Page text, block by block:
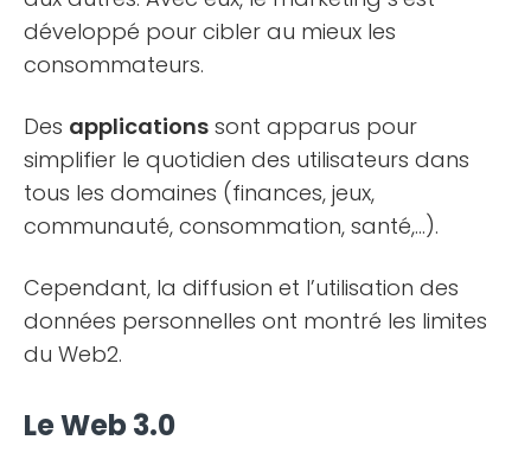
développé pour cibler au mieux les
consommateurs.
Des applications sont apparus pour
simplifier le quotidien des utilisateurs dans
tous les domaines (finances, jeux,
communauté, consommation, santé,…).
Cependant, la diffusion et l’utilisation des
données personnelles ont montré les limites
du Web2.
Le Web 3.0